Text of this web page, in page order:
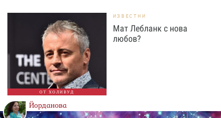
ОТ ХОЛИВУД
ИЗВЕСТНИ
Мат Лебланк с нова
любов?
Йорданова